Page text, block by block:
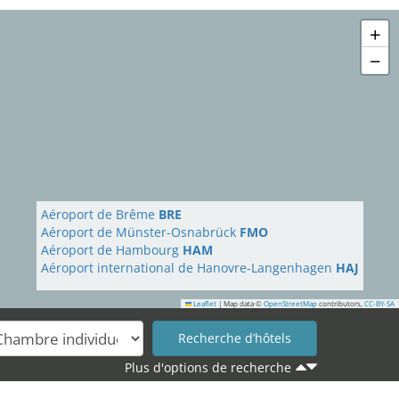
+
−
Leaflet | Map data © OpenStreetMap contributors, CC-BY-SA
Aéroport de Brême BRE
Aéroport de Münster-Osnabrück FMO
Aéroport de Hambourg HAM
Aéroport international de Hanovre-Langenhagen HAJ
Plus d'options de recherche